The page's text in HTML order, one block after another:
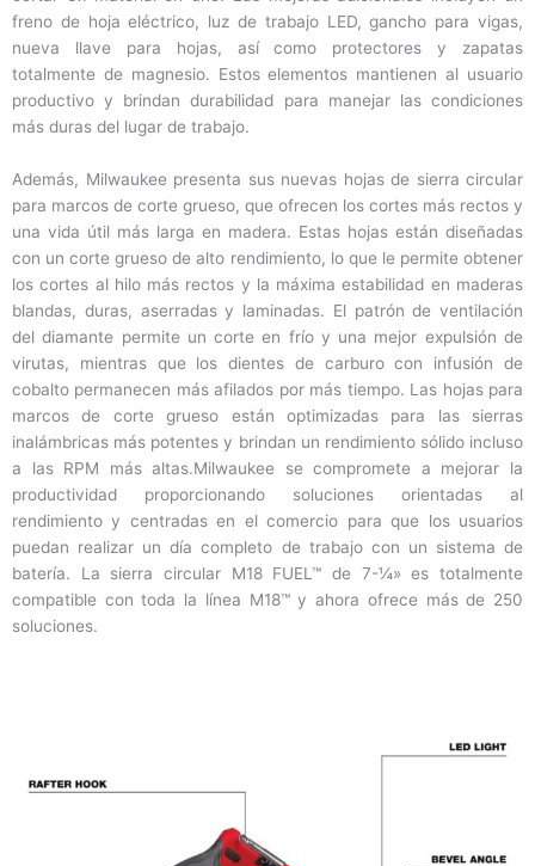
freno de hoja eléctrico, luz de trabajo LED, gancho para vigas,
nueva llave para hojas, así como protectores y zapatas
totalmente de magnesio. Estos elementos mantienen al usuario
productivo y brindan durabilidad para manejar las condiciones
más duras del lugar de trabajo.
Además, Milwaukee presenta sus nuevas hojas de sierra circular
para marcos de corte grueso, que ofrecen los cortes más rectos y
una vida útil más larga en madera. Estas hojas están diseñadas
con un corte grueso de alto rendimiento, lo que le permite obtener
los cortes al hilo más rectos y la máxima estabilidad en maderas
blandas, duras, aserradas y laminadas. El patrón de ventilación
del diamante permite un corte en frío y una mejor expulsión de
virutas, mientras que los dientes de carburo con infusión de
cobalto permanecen más afilados por más tiempo. Las hojas para
marcos de corte grueso están optimizadas para las sierras
inalámbricas más potentes y brindan un rendimiento sólido incluso
a las RPM más altas.Milwaukee se compromete a mejorar la
productividad proporcionando soluciones orientadas al
rendimiento y centradas en el comercio para que los usuarios
puedan realizar un día completo de trabajo con un sistema de
batería. La sierra circular M18 FUEL™ de 7-¼» es totalmente
compatible con toda la línea M18™ y ahora ofrece más de 250
soluciones.